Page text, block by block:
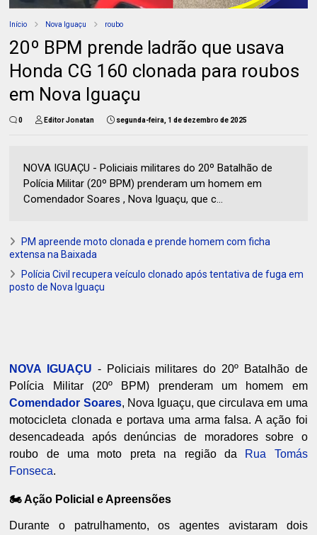
Início Nova Iguaçu roubo
20º BPM prende ladrão que usava
Honda CG 160 clonada para roubos
em Nova Iguaçu
0 Editor Jonatan segunda-feira, 1 de dezembro de 2025
NOVA IGUAÇU - Policiais militares do 20º Batalhão de
Polícia Militar (20º BPM) prenderam um homem em
Comendador Soares , Nova Iguaçu, que c...
PM apreende moto clonada e prende homem com ficha
extensa na Baixada
Polícia Civil recupera veículo clonado após tentativa de fuga em
posto de Nova Iguaçu
NOVA IGUAÇU - Policiais militares do 20º Batalhão de
Polícia Militar (20º BPM) prenderam um homem em
Comendador Soares, Nova Iguaçu, que circulava em uma
motocicleta clonada e portava uma arma falsa. A ação foi
desencadeada após denúncias de moradores sobre o
roubo de uma moto preta na região da
Rua Tomás
Fonseca.
🏍️ Ação Policial e Apreensões
Durante o patrulhamento, os agentes avistaram dois